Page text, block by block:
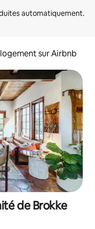
sur Airbnb
de Brokke